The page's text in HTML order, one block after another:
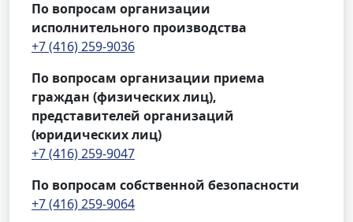
По вопросам организации
исполнительного производства
+7 (416) 259-9036
По вопросам организации приема
граждан (физических лиц),
представителей организаций
(юридических лиц)
+7 (416) 259-9047
По вопросам собственной безопасности
+7 (416) 259-9064